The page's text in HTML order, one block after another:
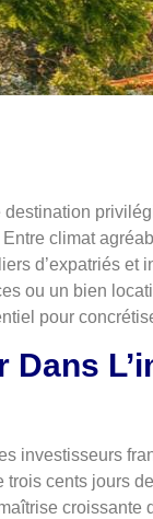
destination
climat
d’expatriés
ou un bien
pour
Dans
investisseurs
trois cents jours
croissante